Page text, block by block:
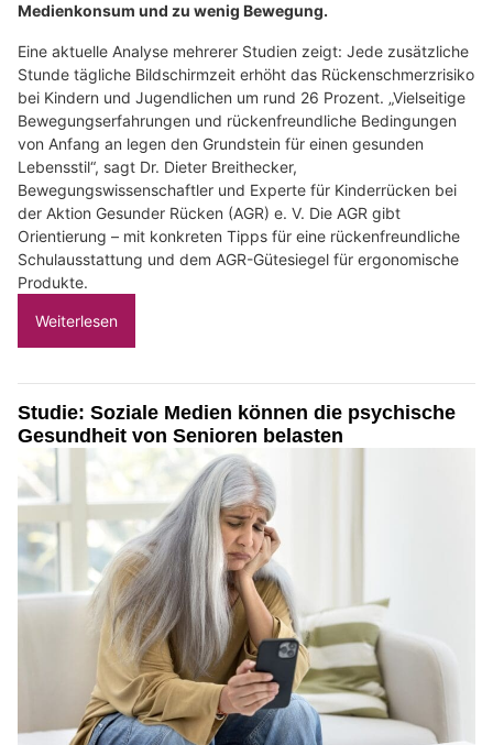
Medienkonsum und zu wenig Bewegung.
Eine aktuelle Analyse mehrerer Studien zeigt: Jede zusätzliche
Stunde tägliche Bildschirmzeit erhöht das Rückenschmerzrisiko
bei Kindern und Jugendlichen um rund 26 Prozent. „Vielseitige
Bewegungserfahrungen und rückenfreundliche Bedingungen
von Anfang an legen den Grundstein für einen gesunden
Lebensstil“, sagt Dr. Dieter Breithecker,
Bewegungswissenschaftler und Experte für Kinderrücken bei
der Aktion Gesunder Rücken (AGR) e. V. Die AGR gibt
Orientierung – mit konkreten Tipps für eine rückenfreundliche
Schulausstattung und dem AGR-Gütesiegel für ergonomische
Produkte.
Weiterlesen
Studie: Soziale Medien können die psychische
Gesundheit von Senioren belasten